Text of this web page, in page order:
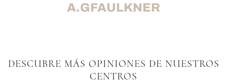
A.GFAULKNER
DESCUBRE MÁS OPINIONES DE NUESTROS
CENTROS